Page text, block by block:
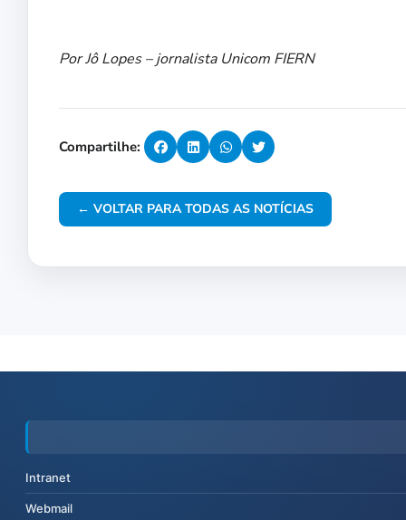
Por Jô Lopes – jornalista Unicom FIERN
Compartilhe:
← VOLTAR PARA TODAS AS NOTÍCIAS
Intranet
Webmail